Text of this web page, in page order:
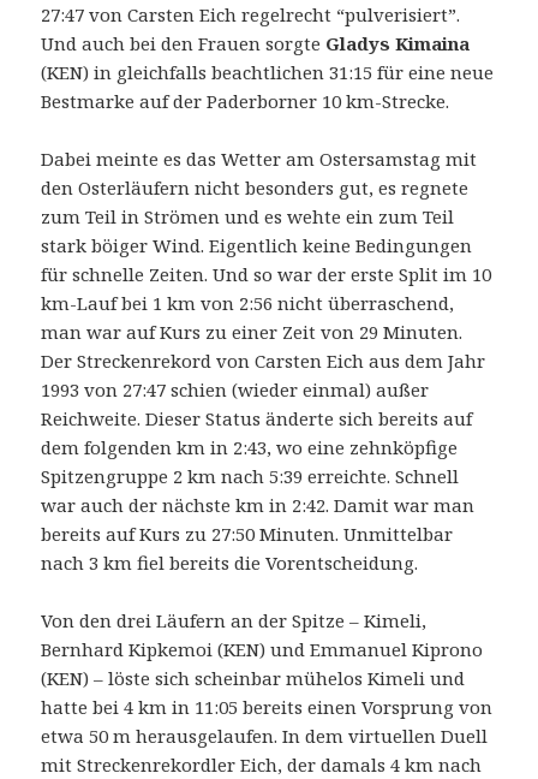
27:47 von Carsten Eich regelrecht “pulverisiert”.
Und auch bei den Frauen sorgte Gladys Kimaina
(KEN) in gleichfalls beachtlichen 31:15 für eine neue
Bestmarke auf der Paderborner 10 km-Strecke.
Dabei meinte es das Wetter am Ostersamstag mit
den Osterläufern nicht besonders gut, es regnete
zum Teil in Strömen und es wehte ein zum Teil
stark böiger Wind. Eigentlich keine Bedingungen
für schnelle Zeiten. Und so war der erste Split im 10
km-Lauf bei 1 km von 2:56 nicht überraschend,
man war auf Kurs zu einer Zeit von 29 Minuten.
Der Streckenrekord von Carsten Eich aus dem Jahr
1993 von 27:47 schien (wieder einmal) außer
Reichweite. Dieser Status änderte sich bereits auf
dem folgenden km in 2:43, wo eine zehnköpfige
Spitzengruppe 2 km nach 5:39 erreichte. Schnell
war auch der nächste km in 2:42. Damit war man
bereits auf Kurs zu 27:50 Minuten. Unmittelbar
nach 3 km fiel bereits die Vorentscheidung.
Von den drei Läufern an der Spitze – Kimeli,
Bernhard Kipkemoi (KEN) und Emmanuel Kiprono
(KEN) – löste sich scheinbar mühelos Kimeli und
hatte bei 4 km in 11:05 bereits einen Vorsprung von
etwa 50 m herausgelaufen. In dem virtuellen Duell
mit Streckenrekordler Eich, der damals 4 km nach